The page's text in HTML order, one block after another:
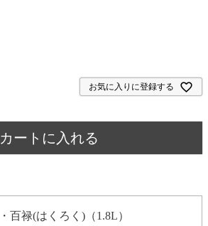
お気に入りに登録する
カートに入れる
・百禄(はくろく)（1.8L）